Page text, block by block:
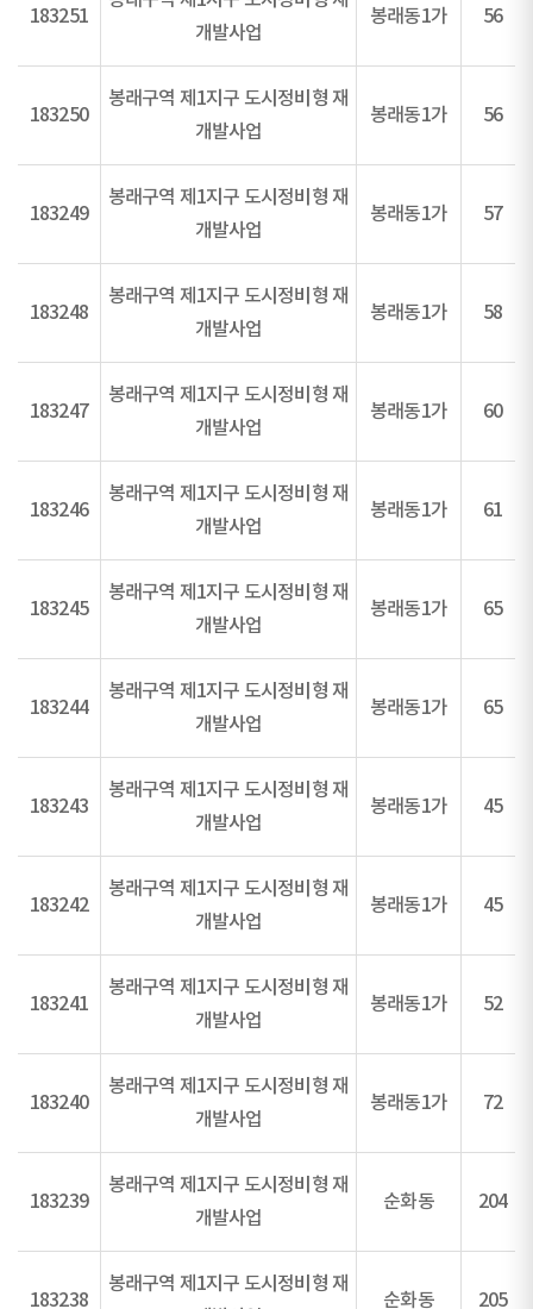
183251
개발사업
봉래동1가 56
183250
봉래구역 제1지구 도시정비형 재
개발사업
봉래동1가 56
183249
봉래구역 제1지구 도시정비형 재
개발사업
봉래동1가 57
183248
봉래구역 제1지구 도시정비형 재
개발사업
봉래동1가 58
183247
봉래구역 제1지구 도시정비형 재
개발사업
봉래동1가 60
183246
봉래구역 제1지구 도시정비형 재
개발사업
봉래동1가 61
183245
봉래구역 제1지구 도시정비형 재
개발사업
봉래동1가 65
183244
봉래구역 제1지구 도시정비형 재
개발사업
봉래동1가 65
183243
봉래구역 제1지구 도시정비형 재
개발사업
봉래동1가 45
183242
봉래구역 제1지구 도시정비형 재
개발사업
봉래동1가 45
183241
봉래구역 제1지구 도시정비형 재
개발사업
봉래동1가 52
183240
봉래구역 제1지구 도시정비형 재
개발사업
봉래동1가 72
183239
봉래구역 제1지구 도시정비형 재
개발사업
순화동 204
183238
봉래구역 제1지구 도시정비형 재
순화동 205